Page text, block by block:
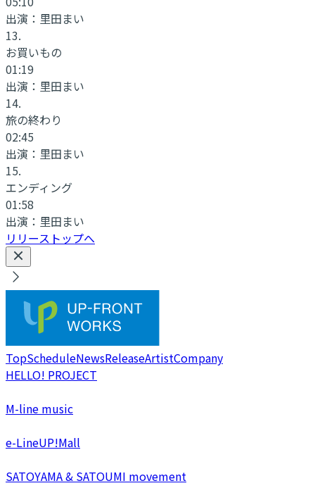
出演： 里田まい
13.
お買いもの
01:19
出演： 里田まい
14.
旅の終わり
02:45
出演： 里田まい
15.
エンディング
01:58
出演： 里田まい
リリーストップへ
TopScheduleNewsReleaseArtistCompany
HELLO! PROJECT
M-line music
e-LineUP!Mall
SATOYAMA & SATOUMI movement